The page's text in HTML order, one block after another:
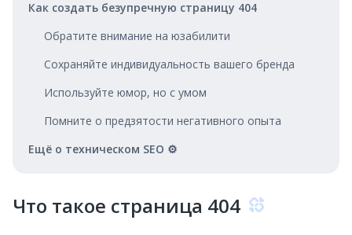
Как создать безупречную страницу 404
Обратите внимание на юзабилити
Сохраняйте индивидуальность вашего бренда
Используйте юмор, но с умом
Помните о предзятости негативного опыта
Ещё о техническом SEO ⚙️
Что такое страница 404